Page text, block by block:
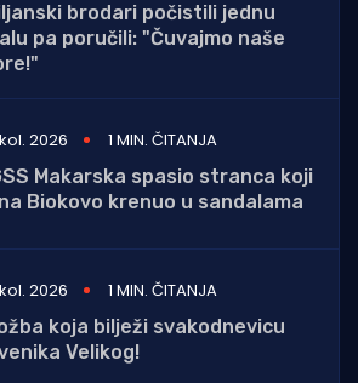
brodari počistili jednu
pa poručili: "Čuvajmo naše
2026
1 MIN. ČITANJA
Makarska spasio stranca koji
Biokovo krenuo u sandalama
2026
1 MIN. ČITANJA
koja bilježi svakodnevicu
Velikog!